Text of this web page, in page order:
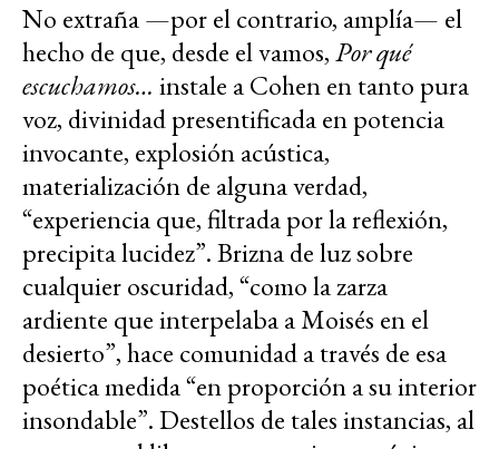
No extraña —por el contrario, amplía— el
hecho de que, desde el vamos,Por qué
escuchamos… instale a Cohen en tanto pura
voz, divinidad presentificada en potencia
invocante, explosión acústica,
materialización de alguna verdad,
“experiencia que, filtrada por la reflexión,
precipita lucidez”. Brizna de luz sobre
cualquier oscuridad, “como la zarza
ardiente que interpelaba a Moisés en el
desierto”, hace comunidad a través de esa
poética medida “en proporción a su interior
insondable”. Destellos de tales instancias, al